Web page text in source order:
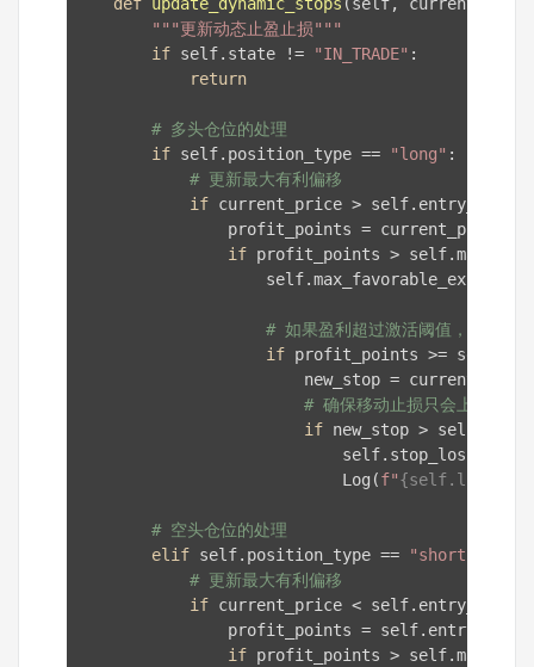
"""更新动态止盈止损"""
if self.state != "IN_TRADE" :
return
# 多头仓位的处理
if self.position_type == "long" :
# 更新最大有利偏移
if current_price > self.entry_price:
profit_points = current_price -
if profit_points >
# 如果盈利超过激活阈值，启动移
if profit_points >=
new_stop =
# 确保移动止损只会上移，不
if new_stop >
self.stop_loss =
                            Log(
f"
# 空头仓位的处理
elif self.position_type == "short"
# 更新最大有利偏移
if current_price < self.entry_price:
profit_points =
if profit_points >